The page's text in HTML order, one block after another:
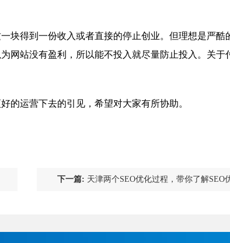
块得到一份收入或者直接的停止创业。但理想是严酷
网站没有盈利，所以能不投入就尽量防止投入。关于
的运营下去的引见，希望对大家有所协助。
下一篇: 天津两个SEO优化过程，带你了解SEO